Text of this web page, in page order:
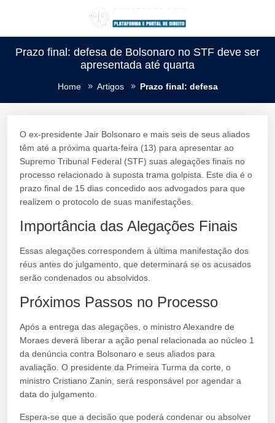
Prazo final: defesa de Bolsonaro no STF deve ser
apresentada até quarta
Home Artigos Prazo final: defesa
O ex-presidente Jair Bolsonaro e mais seis de seus aliados
têm até a próxima quarta-feira (13) para apresentar ao
Supremo Tribunal Federal (STF) suas alegações finais no
processo relacionado à suposta trama golpista. Este dia é o
prazo final de 15 dias concedido aos advogados para que
realizem o protocolo de suas manifestações.
Importância das Alegações Finais
Essas alegações correspondem à última manifestação dos
réus antes do julgamento, que determinará se os acusados
serão condenados ou absolvidos.
Próximos Passos no Processo
Após a entrega das alegações, o ministro Alexandre de
Moraes deverá liberar a ação penal relacionada ao núcleo 1
da denúncia contra Bolsonaro e seus aliados para
avaliação. O presidente da Primeira Turma da corte, o
ministro Cristiano Zanin, será responsável por agendar a
data do julgamento.
Espera-se que a decisão que poderá condenar ou absolver